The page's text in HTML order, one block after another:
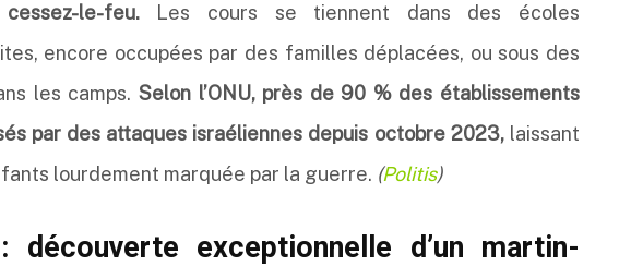
le-feu.Les cours se tiennent dans des écoles
encore occupées par des familles déplacées, ou sous des
les camps. Selon l’ONU, près de 90 % des établissements
par des attaques israéliennes depuis octobre 2023,laissant
lourdement marquée par la guerre. (Politis)
découverte exceptionnelle d’un martin-